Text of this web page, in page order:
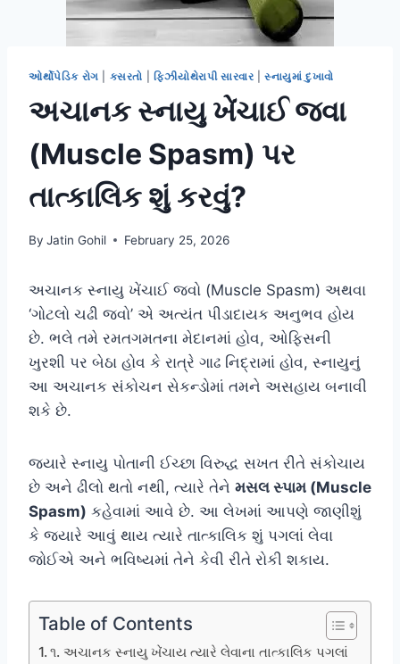
ઓર્થોપેડિક રોગ કસરતો ફિઝીયોથેરાપી સારવાર |સ્નાયુમાં દુખાવો
અચાનક સ્નાયુ ખેંચાઈ જવા
(Muscle Spasm) પર
તાત્કાલિક શું કરવું?
By Jatin Gohil February 25, 2026
અચાનક સ્નાયુ ખેંચાઈ જવો (Muscle Spasm) અથવા
‘ગોટલો ચઢી જવો’ એ અત્યંત પીડાદાયક અનુભવ હોય
છે. ભલે તમે રમતગમતના મેદાનમાં હોવ, ઓફિસની
ખુરશી પર બેઠા હોવ કે રાત્રે ગાઢ નિદ્રામાં હોવ, સ્નાયુનું
આ અચાનક સંકોચન સેકન્ડોમાં તમને અસહાય બનાવી
શકે છે.
જ્યારે સ્નાયુ પોતાની ઈચ્છા વિરુદ્ધ સખત રીતે સંકોચાય
છે અને ઢીલો થતો નથી, ત્યારે તેને મસલ સ્પામ (Muscle
Spasm) કહેવામાં આવે છે. આ લેખમાં આપણે જાણીશું
કે જ્યારે આવું થાય ત્યારે તાત્કાલિક શું પગલાં લેવા
જોઈએ અને ભવિષ્યમાં તેને કેવી રીતે રોકી શકાય.
Table of Contents
૧. અચાનક સ્નાયુ ખેંચાય ત્યારે લેવાના તાત્કાલિક પગલાં